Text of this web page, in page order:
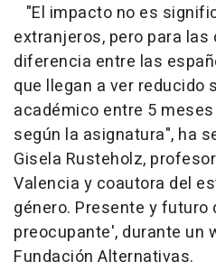
"El impacto no es
extranjeros, pero para las
diferencia entre las
que llegan a ver reducido
académico entre 5
según la asignatura", ha
Gisela Rusteholz,
Valencia y coautora del
género. Presente y futuro
preocupante', durante un
Fundación Alternativas.